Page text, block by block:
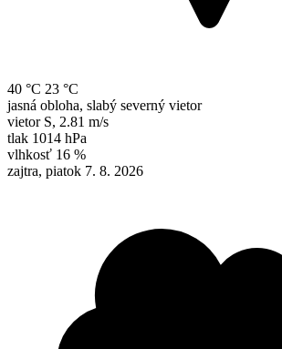
40 °C 23 °C
jasná obloha, slabý severný vietor
vietor S, 2.81 m/s
tlak 1014 hPa
vlhkosť 16 %
zajtra, piatok 7. 8. 2026